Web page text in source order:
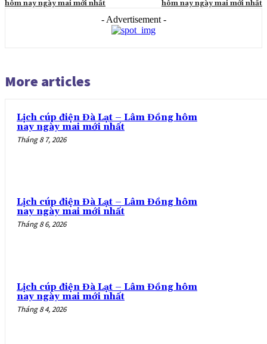
hôm nay ngày mai mới nhất hôm nay ngày mai mới nhất
- Advertisement -
More articles
Lịch cúp điện Đà Lạt – Lâm Đồng hôm
nay ngày mai mới nhất
Tháng 8 7, 2026
Lịch cúp điện Đà Lạt – Lâm Đồng hôm
nay ngày mai mới nhất
Tháng 8 6, 2026
Lịch cúp điện Đà Lạt – Lâm Đồng hôm
nay ngày mai mới nhất
Tháng 8 4, 2026